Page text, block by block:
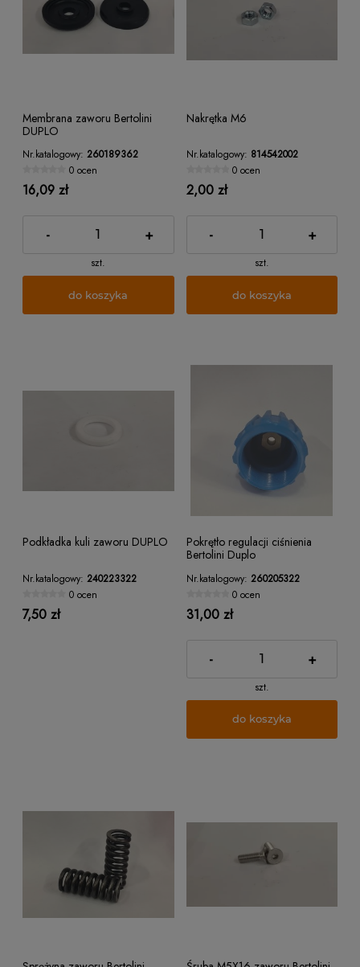
Membrana zaworu Bertolini
DUPLO
Nr.katalogowy: 260189362
0 ocen
16,09 zł
- +
szt.
do koszyka
Nakrętka M6
Nr.katalogowy: 814542002
0 ocen
2,00 zł
- +
szt.
do koszyka
Podkładka kuli zaworu DUPLO
Nr.katalogowy: 240223322
0 ocen
7,50 zł
Pokrętło regulacji ciśnienia
Bertolini Duplo
Nr.katalogowy: 260205322
0 ocen
31,00 zł
- +
szt.
do koszyka